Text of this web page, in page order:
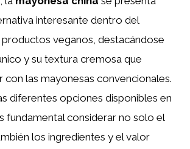
interesante dentro del
veganos, destacándose
y su textura cremosa que
con las mayonesas convencionales.
diferentes opciones disponibles en
fundamental considerar no solo el
los ingredientes y el valor